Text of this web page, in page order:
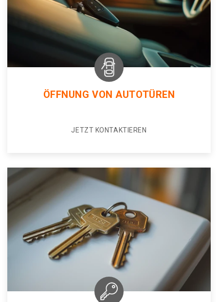
ÖFFNUNG VON AUTOTÜREN
JETZT KONTAKTIEREN